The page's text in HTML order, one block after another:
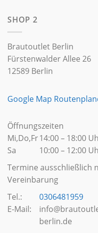
SHOP 2
Brautoutlet Berlin
Fürstenwalder Allee 26
12589 Berlin
Google Map
Öffnungszeiten
Mi,Do,Fr
Sa
14:00 – 18:00
10:00 – 12:00
Termine ausschließlich
Vereinbarung
Tel.:
E-Mail:
0306481959
berlin.de